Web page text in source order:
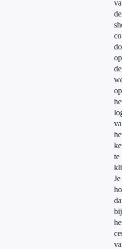
de
op
de
op
te
Je
bij